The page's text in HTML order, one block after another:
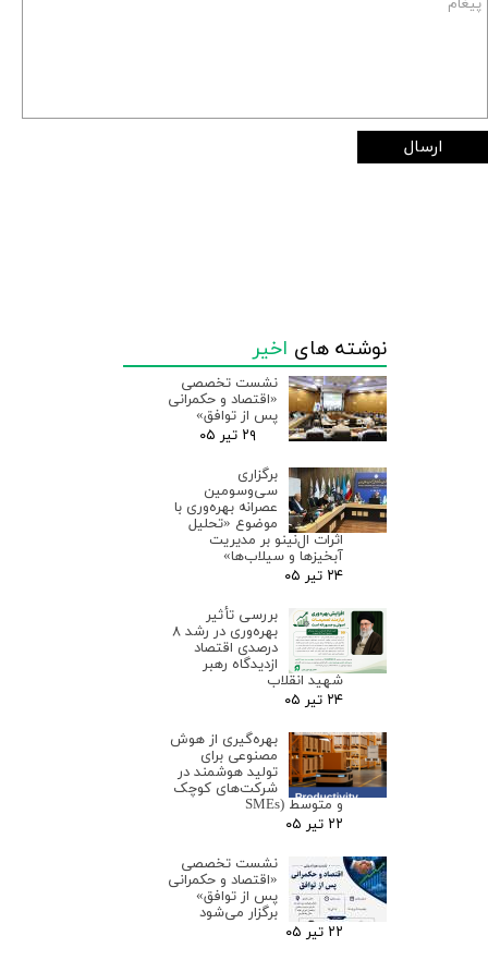
ارسال
نوشته های اخیر
نشست تخصصی
«اقتصاد و حکمرانی
پس از توافق»
۲۹ تیر ۰۵
برگزاری
سی‌وسومین
عصرانه بهره‌وری با
موضوع «تحلیل
اثرات ال‌نینو بر مدیریت
آبخیزها و سیلاب‌ها»
۲۴ تیر ۰۵
بررسی تأثیر
بهره‌وری در رشد ۸
درصدی اقتصاد
ازدیدگاه رهبر
شهید انقلاب
۲۴ تیر ۰۵
بهره‌گیری از هوش
مصنوعی برای
تولید هوشمند در
شرکت‌های کوچک
و متوسط (SMEs
۲۲ تیر ۰۵
نشست تخصصی
«اقتصاد و حکمرانی
پس از توافق»
برگزار می‌شود
۲۲ تیر ۰۵